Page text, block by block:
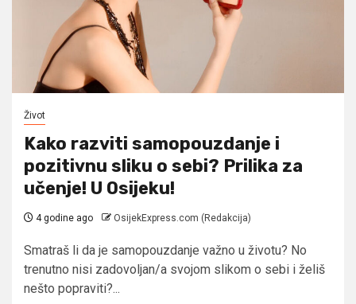
Život
Kako razviti samopouzdanje i
pozitivnu sliku o sebi? Prilika za
učenje! U Osijeku!
4 godine ago OsijekExpress.com (Redakcija)
Smatraš li da je samopouzdanje važno u životu? No
trenutno nisi zadovoljan/a svojom slikom o sebi i želiš
nešto popraviti?...